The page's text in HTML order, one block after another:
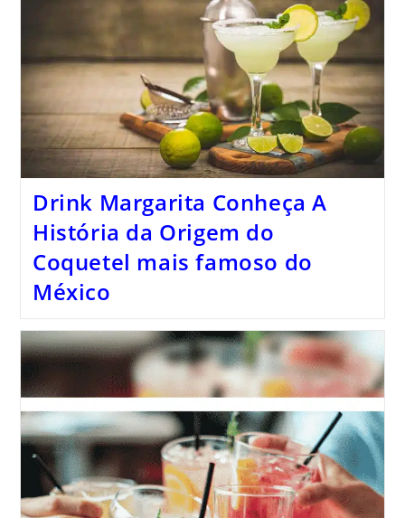
Drink Margarita Conheça A
História da Origem do
Coquetel mais famoso do
México